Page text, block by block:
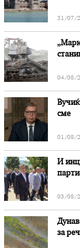
31/07/
04/08/
сме
01/08/
И
03/08/
за